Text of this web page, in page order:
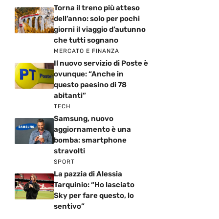
Torna il treno più atteso
dell’anno: solo per pochi
giorni il viaggio d’autunno
che tutti sognano
MERCATO E FINANZA
Il nuovo servizio di Poste è
ovunque: “Anche in
questo paesino di 78
abitanti”
TECH
Samsung, nuovo
aggiornamento è una
bomba: smartphone
stravolti
SPORT
La pazzia di Alessia
Tarquinio: “Ho lasciato
Sky per fare questo, lo
sentivo”